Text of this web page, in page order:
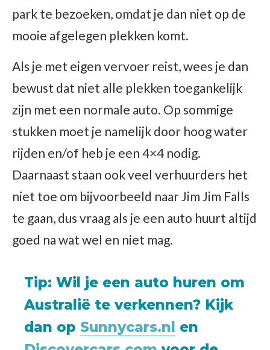
park te bezoeken, omdat je dan niet op de
mooie afgelegen plekken komt.
Als je met eigen vervoer reist, wees je dan
bewust dat niet alle plekken toegankelijk
zijn met een normale auto. Op sommige
stukken moet je namelijk door hoog water
rijden en/of heb je een 4×4 nodig.
Daarnaast staan ook veel verhuurders het
niet toe om bijvoorbeeld naar Jim Jim Falls
te gaan, dus vraag als je een auto huurt altijd
goed na wat wel en niet mag.
Tip: Wil je een auto huren om
Australië te verkennen? Kijk
dan op Sunnycars.nl en